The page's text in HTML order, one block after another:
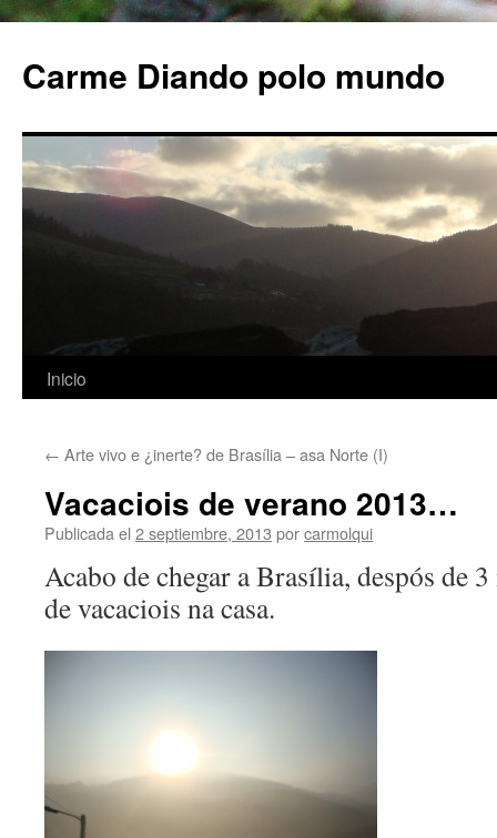
Carme Diando polo mundo
Saltar
contenido
Inicio
← Arte vivo e ¿inerte? de Brasília – asa Norte (I)
Vacaciois de verano 2013…
Publicada el 2 septiembre, 2013 porcarmolqui
Acabo de chegar a Brasília, despós de
de vacaciois na casa.